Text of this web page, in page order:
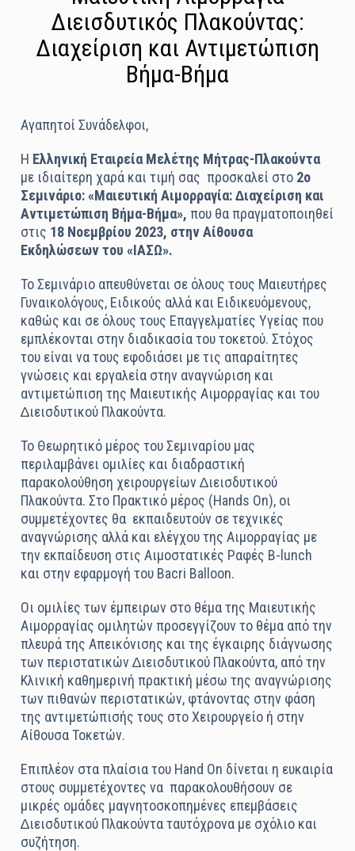
Διεισδυτικός Πλακούντας:
Διαχείριση και Αντιμετώπιση
Βήμα-Βήμα
Αγαπητοί Συνάδελφοι,
Η Ελληνική Εταιρεία Μελέτης Μήτρας-Πλακούντα
µε ιδιαίτερη χαρά και τιµή σας προσκαλεί στο 2ο
Σεµινάριο: «Μαιευτική Αιµορραγία: ∆ιαχείριση και
Αντιµετώπιση Βήµα-Βήµα»,που θα πραγµατοποιηθεί
στις 18 Νοεµβρίου 2023, στην Αίθουσα
Εκδηλώσεων του «ΙΑΣΩ».
Το Σεµινάριο απευθύνεται σε όλους τους Μαιευτήρες
Γυναικολόγους, Ειδικούς αλλά και Ειδικευόµενους,
καθώς και σε όλους τους Επαγγελµατίες Υγείας που
εµπλέκονται στην διαδικασία του τοκετού. Στόχος
του είναι να τους εφοδιάσει µε τις απαραίτητες
γνώσεις και εργαλεία στην αναγνώριση και
αντιµετώπιση της Μαιευτικής Αιµορραγίας και του
∆ιεισδυτικού Πλακούντα.
Το Θεωρητικό µέρος του Σεµιναρίου µας
περιλαµβάνει οµιλίες και διαδραστική
παρακολούθηση χειρουργείων ∆ιεισδυτικού
Πλακούντα. Στο Πρακτικό µέρος (Hands On), οι
συµµετέχοντες θα εκπαιδευτούν σε τεχνικές
αναγνώρισης αλλά και ελέγχου της Αιµορραγίας µε
την εκπαίδευση στις Αιµοστατικές Ραφές B-lunch
και στην εφαρµογή του Bacri Balloon.
Οι οµιλίες των έµπειρων στο θέµα της Μαιευτικής
Αιµορραγίας οµιλητών προσεγγίζουν το θέµα από την
πλευρά της Απεικόνισης και της έγκαιρης διάγνωσης
των περιστατικών ∆ιεισδυτικού Πλακούντα, από την
Κλινική καθηµερινή πρακτική µέσω της αναγνώρισης
των πιθανών περιστατικών, φτάνοντας στην φάση
της αντιµετώπισής τους στο Χειρουργείο ή στην
Αίθουσα Τοκετών.
Επιπλέον στα πλαίσια του Hand On δίνεται η ευκαιρία
στους συµµετέχοντες να παρακολουθήσουν σε
µικρές οµάδες µαγνητοσκοπηµένες επεµβάσεις
∆ιεισδυτικού Πλακούντα ταυτόχρονα µε σχόλιο και
συζήτηση.